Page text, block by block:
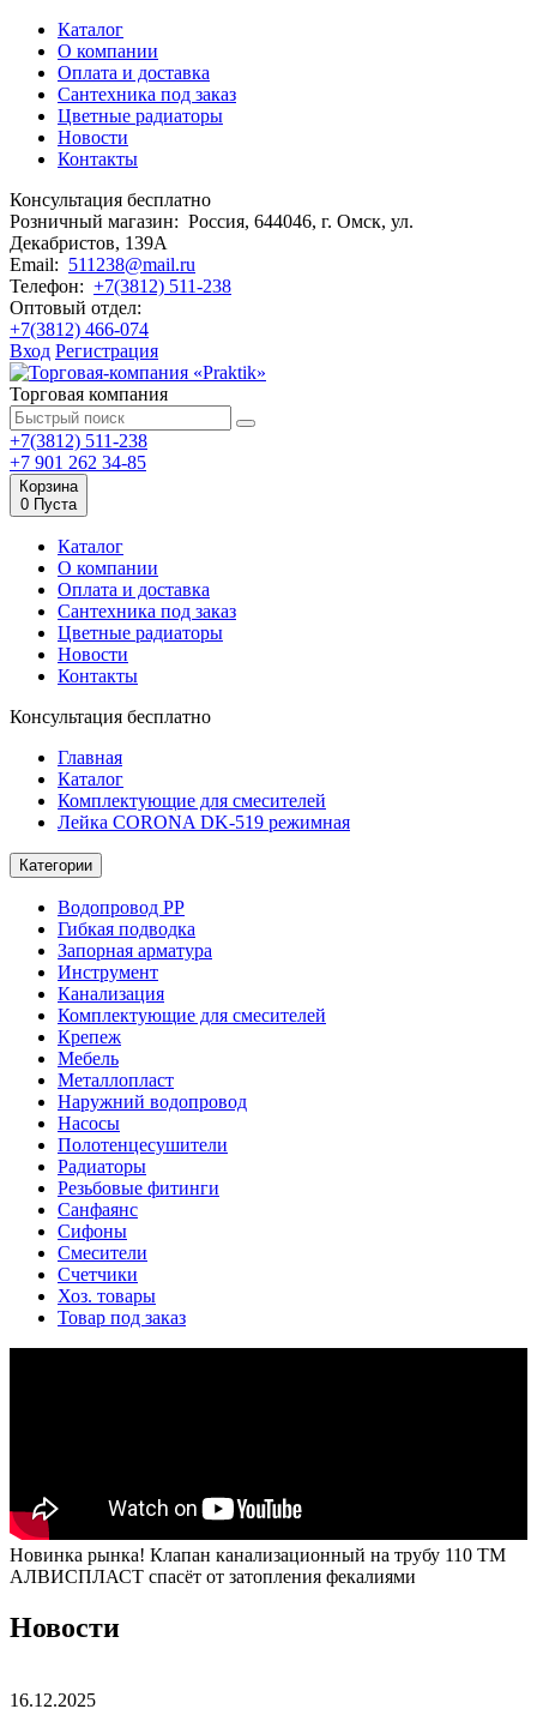
Каталог
О компании
Оплата и доставка
Сантехника под заказ
Цветные радиаторы
Новости
Контакты
Консультация бесплатно
Розничный магазин: Россия, 644046, г. Омск, ул.
Декабристов, 139А
Email: 511238@mail.ru
Телефон: +7(3812) 511-238
Оптовый отдел:
+7(3812) 466-074
Вход Регистрация
Торговая компания
+7(3812) 511-238
+7 901 262 34-85
Корзина
0 Пуста
Каталог
О компании
Оплата и доставка
Сантехника под заказ
Цветные радиаторы
Новости
Контакты
Консультация бесплатно
Главная
Каталог
Комплектующие для смесителей
Лейка CORONA DK-519 режимная
Категории
Водопровод РР
Гибкая подводка
Запорная арматура
Инструмент
Канализация
Комплектующие для смесителей
Крепеж
Мебель
Металлопласт
Наружний водопровод
Насосы
Полотенцесушители
Радиаторы
Резьбовые фитинги
Санфаянс
Сифоны
Смесители
Счетчики
Хоз. товары
Товар под заказ
Новинка рынка! Клапан канализационный на трубу 110 ТМ
АЛВИСПЛАСТ спасёт от затопления фекалиями
Новости
16.12.2025